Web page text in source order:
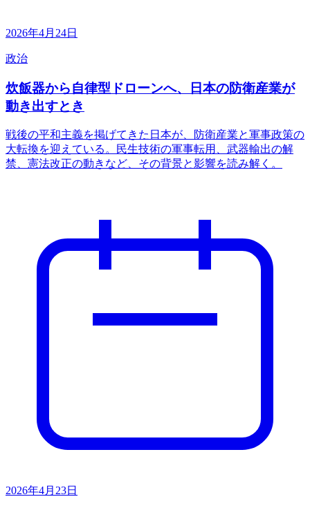
2026年4月24日
政治
炊飯器から自律型ドローンへ、日本の防衛産業が
動き出すとき
戦後の平和主義を掲げてきた日本が、防衛産業と軍事政策の
大転換を迎えている。民生技術の軍事転用、武器輸出の解
禁、憲法改正の動きなど、その背景と影響を読み解く。
2026年4月23日